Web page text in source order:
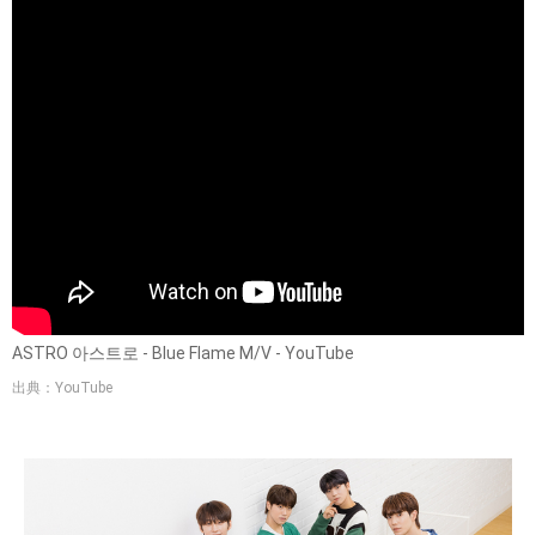
ASTRO 아스트로 - Blue Flame M/V - YouTube
出典：YouTube